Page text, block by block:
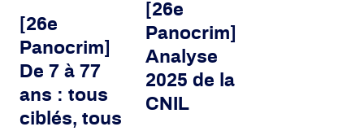
[26e
Panocrim]
De 7 à 77
ans : tous
ciblés, tous
[26e
Panocrim]
Analyse
2025 de la
CNIL